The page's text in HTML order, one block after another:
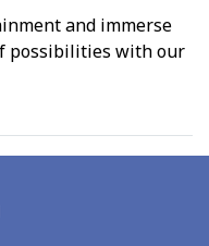
and immerse
possibilities with our